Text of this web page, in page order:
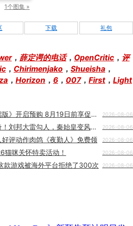
1个图集 »
下载 礼包
， 薛定谔的电话， OpenCritic ， 评
， Chirimenjako ， Shueisha ，
， Horizon ， 6 ， 007， First， Light
《命运石之门：重启版》开启预购 8月19日前享促销优惠 2026-08-06
岛国性转新游太猎奇！刘邦大雷勾人，秦始皇变风骚美女 2026-08-06
评动作肉鸽《夜勤人》免费领 2026-08-06
猫咪关怀特卖活动！ 2026-08-06
款游戏被海外平台拒绝了300次 2026-08-06